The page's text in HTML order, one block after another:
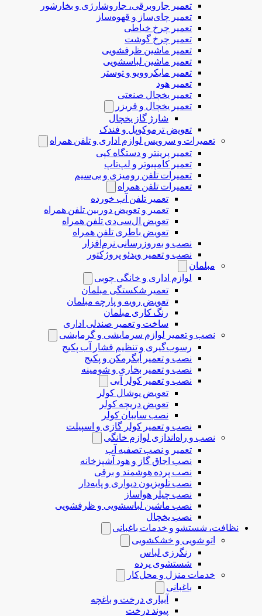
تعمیر جاروبرقی، جاروشارژی و بخارشور
تعمیر چای‌ساز و قهوه‌ساز
تعمیر چرخ خیاطی
تعمیر چرخ گوشت
تعمیر ماشین ظرفشویی
تعمیر ماشین لباسشویی
تعمیر مایکروویو و توستر
تعمیر هود
تعمیر یخچال صنعتی
تعمیر یخچال و فریزر
شارژ گاز یخچال
تعویض ترموکوپل و فندک
تعمیرات و سرویس لوازم اداری و تلفن همراه
تعمیر پرینتر و دستگاه کپی
تعمیر کامپیوتر و لپ‌تاپ
تعمیرات تلفن رومیزی و بی‌سیم
تعمیرات تلفن همراه
تعمیر تلفن آب خورده
تعمیر و تعویض دوربین تلفن همراه
تعویض ال‌سی‌دی تلفن همراه
تعویض باطری تلفن همراه
نصب و به‌روزرسانی نرم‌افزار
نصب و تعمیر ویدئو پروژکتور
مبلمان
لوازم اداری و خانگی چوبی
تعمیر شکستگی مبلمان
تعویض رویه و پارچه مبلمان
رنگ کاری مبلمان
ساخت و تعمیر صندلی اداری
نصب و تعمیر لوازم سرمایشی و گرمایشی
رسوب‌گیری و تنظیم فشار آب پکیج
نصب و تعمیر آبگرمکن و پکیج
نصب و تعمیر بخاری و شومینه
نصب و تعمیر کولر آبی
تعویض پوشال کولر
تعویض دریچه کولر
نصب سایبان کولر
نصب و تعمیر کولر گازی و اسپیلت
نصب و راه‌اندازی لوازم خانگی
تعمیر و نصب تصفیه آب
نصب اجاق گاز و هود آشپزخانه
نصب پرده هوشمند و برقی
نصب تلویزیون دیواری و پایه‌دار
نصب چیلر هواساز
نصب ماشین لباسشویی و ظرفشویی
نصب یخچال
نظافت، شستشو و خدمات باغبانی
اتو شویی و خشکشویی
رنگرزی لباس
شستشوی پرده
خدمات منزل و محل‌کار
باغبانی
آبیاری درخت و باغچه
پیوند درخت